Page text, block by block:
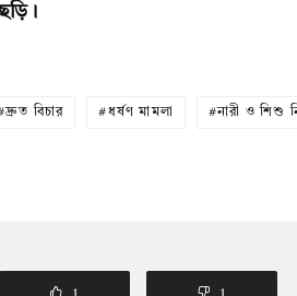
দ্রুত বিচার ধর্ষণ মামলা নারী ও শিশু